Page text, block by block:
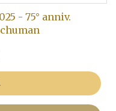
- 75° anniv.